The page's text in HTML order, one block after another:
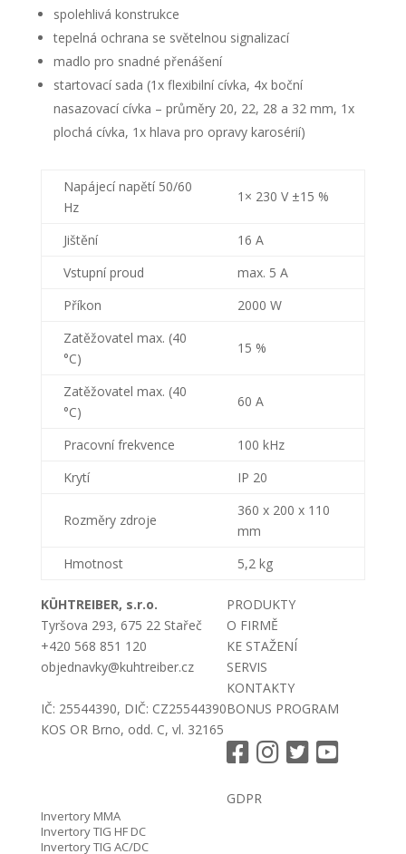
spolehlivá konstrukce
tepelná ochrana se světelnou signalizací
madlo pro snadné přenášení
startovací sada (1x flexibilní cívka, 4x boční
nasazovací cívka – průměry 20, 22, 28 a 32 mm, 1x
plochá cívka, 1x hlava pro opravy karosérií)
Napájecí napětí 50/60
Hz
1× 230 V ±15 %
Jištění
16 A
Vstupní proud
max. 5 A
Příkon
2000 W
Zatěžovatel max. (40
°C)
15 %
Zatěžovatel max. (40
°C)
60 A
Pracovní frekvence
100 kHz
Krytí
IP 20
Rozměry zdroje
360 x 200 x 110
mm
Hmotnost
5,2 kg
KÜHTREIBER, s.r.o.
Tyršova 293, 675 22 Stařeč
+420 568 851 120
objednavky@kuhtreiber.cz
IČ: 25544390, DIČ: CZ25544390
KOS OR Brno, odd. C, vl. 32165
PRODUKTY
O FIRMĚ
KE STAŽENÍ
SERVIS
KONTAKTY
BONUS PROGRAM
GDPR
Invertory MMA
Invertory TIG HF DC
Invertory TIG AC/DC